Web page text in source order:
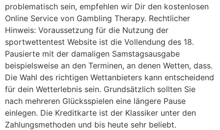
problematisch sein, empfehlen wir Dir den kostenlosen
Online Service von Gambling Therapy. Rechtlicher
Hinweis: Voraussetzung für die Nutzung der
sportwettentest Website ist die Vollendung des 18.
Pausierte mit der damaligen Samstagsausgabe
beispielsweise an den Terminen, an denen Wetten, dass.
Die Wahl des richtigen Wettanbieters kann entscheidend
für dein Wetterlebnis sein. Grundsätzlich sollten Sie
nach mehreren Glücksspielen eine längere Pause
einlegen. Die Kreditkarte ist der Klassiker unter den
Zahlungsmethoden und bis heute sehr beliebt.